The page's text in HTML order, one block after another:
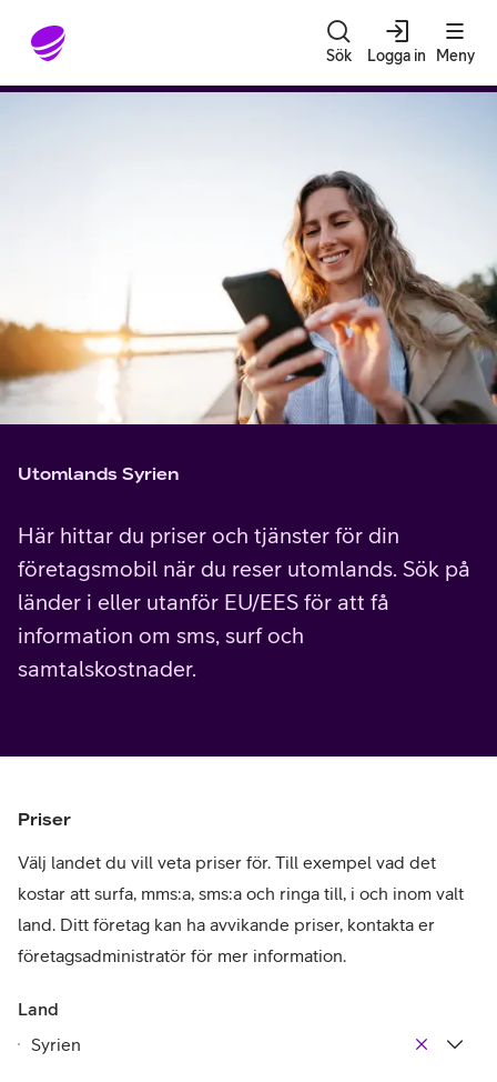
Gå till sidans innehåll
Sök Logga in Meny
Utomlands Syrien
Här hittar du priser och tjänster för din
företagsmobil när du reser utomlands. Sök på
länder i eller utanför EU/EES för att få
information om sms, surf och
samtalskostnader.
Priser
Välj landet du vill veta priser för. Till exempel vad det
kostar att surfa, mms:a, sms:a och ringa till, i och inom valt
land. Ditt företag kan ha avvikande priser, kontakta er
företagsadministratör för mer information.
Land